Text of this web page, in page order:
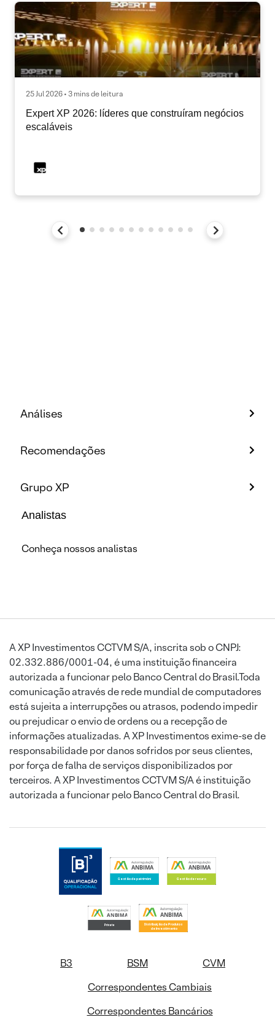
25 Jul 2026 • 3 mins de leitura
Expert XP 2026: líderes que construíram negócios
escaláveis
Análises
Recomendações
Grupo XP
Analistas
Conheça nossos analistas
A XP Investimentos CCTVM S/A, inscrita sob o CNPJ:
02.332.886/0001-04, é uma instituição financeira
autorizada a funcionar pelo Banco Central do Brasil.Toda
comunicação através de rede mundial de computadores
está sujeita a interrupções ou atrasos, podendo impedir
ou prejudicar o envio de ordens ou a recepção de
informações atualizadas. A XP Investimentos exime-se de
responsabilidade por danos sofridos por seus clientes,
por força de falha de serviços disponibilizados por
terceiros. A XP Investimentos CCTVM S/A é instituição
autorizada a funcionar pelo Banco Central do Brasil.
B3 BSM
CVM
Correspondentes Cambiais
Correspondentes Bancários